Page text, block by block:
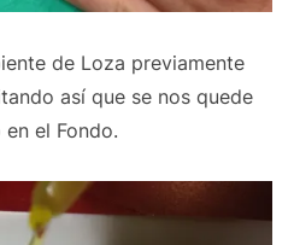
de Loza previamente
así que se nos quede
el Fondo.